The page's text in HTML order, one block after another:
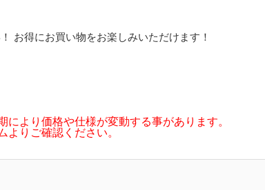
お得にお買い物をお楽しみいただけます！
より価格や仕様が変動する事があります。
りご確認ください。